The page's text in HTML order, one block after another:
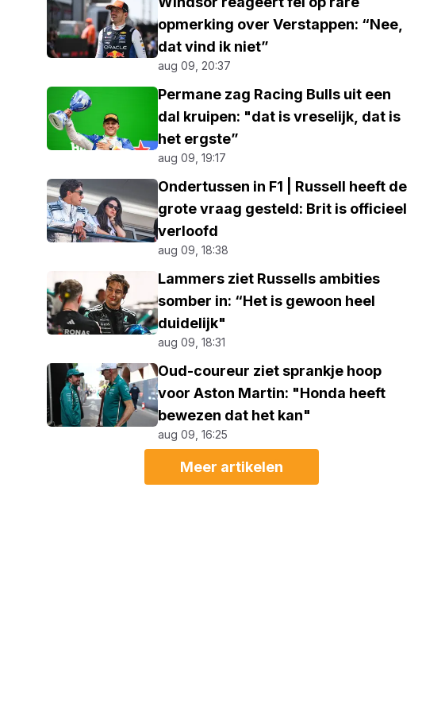
opmerking over Verstappen: “Nee,
dat vind ik niet”
aug 09, 20:37
Permane zag Racing Bulls uit een
dal kruipen: "dat is vreselijk, dat is
het ergste”
aug 09, 19:17
Ondertussen in F1 | Russell heeft de
grote vraag gesteld: Brit is officieel
verloofd
aug 09, 18:38
Lammers ziet Russells ambities
somber in: “Het is gewoon heel
duidelijk"
aug 09, 18:31
Oud-coureur ziet sprankje hoop
voor Aston Martin: "Honda heeft
bewezen dat het kan"
aug 09, 16:25
Meer artikelen